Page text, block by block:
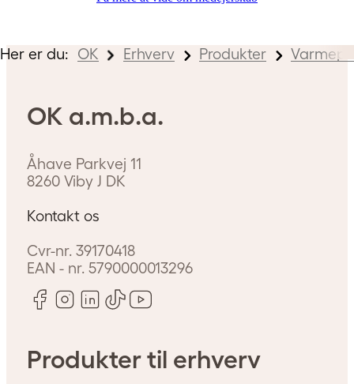
Her er du: OK Erhverv Produkter
OK a.m.b.a.
Åhave Parkvej 11
8260 Viby J DK
Kontakt os
Cvr-nr. 39170418
EAN - nr.5790000013296
Produkter til erhverv